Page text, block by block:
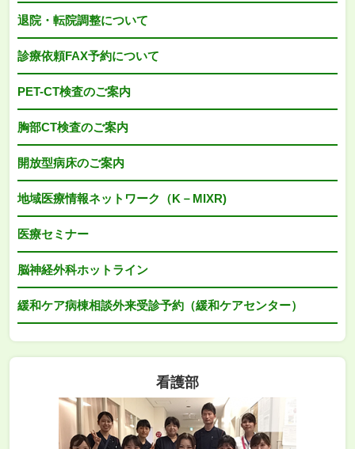
退院・転院調整について
診療依頼FAX予約について
PET-CT検査のご案内
胸部CT検査のご案内
開放型病床のご案内
地域医療情報ネットワーク（K－MIXR)
医療セミナー
脳神経外科ホットライン
緩和ケア病棟相談外来受診予約（緩和ケアセンター）
看護部